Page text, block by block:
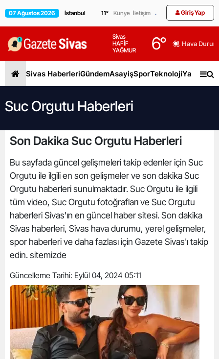
07 Ağustos 2026 11° Künye İletişim Giriş Yap
Sivas
HAFİF
YAĞMUR
6° Hava
Sivas HaberleriGündemAsayişSporTeknolojiYaşam
Suc Orgutu Haberleri
Son Dakika Suc Orgutu Haberleri
Bu sayfada güncel gelişmeleri takip edenler için Suc
Orgutu ile ilgili en son gelişmeler ve son dakika Suc
Orgutu haberleri sunulmaktadır. Suc Orgutu ile ilgili
tüm video, Suc Orgutu fotoğrafları ve Suc Orgutu
haberleri Sivas'ın en güncel haber sitesi. Son dakika
Sivas haberleri, Sivas hava durumu, yerel gelişmeler,
spor haberleri ve daha fazlası için Gazete Sivas'ı takip
edin. sitemizde
Güncelleme Tarihi: Eylül 04, 2024 05:11